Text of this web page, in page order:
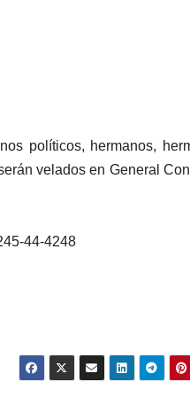
políticos, hermanos,
velados en General
44-4248